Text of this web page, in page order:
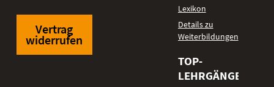
Vertrag
widerrufen
Lexikon
Details zu
Weiterbildungen
TOP-
LEHRGÄNGE